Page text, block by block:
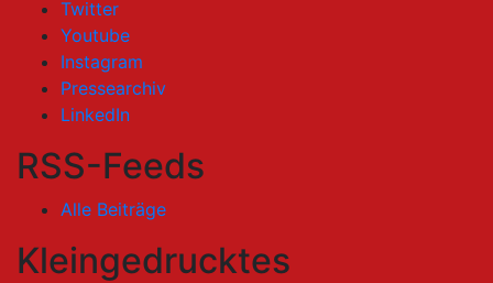
Twitter
Youtube
Instagram
Pressearchiv
LinkedIn
RSS-Feeds
Alle Beiträge
Kleingedrucktes